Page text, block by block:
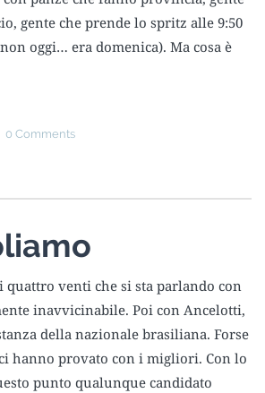
gente che prende lo spritz alle 9:50
oggi… era domenica). Ma cosa è
0 Comments
quattro venti che si sta parlando con
inavvicinabile. Poi con Ancelotti,
della nazionale brasiliana. Forse
hanno provato con i migliori. Con lo
punto qualunque candidato